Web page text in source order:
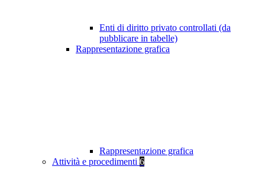
Enti di diritto privato controllati (da
pubblicare in tabelle)
Rappresentazione grafica
Rappresentazione grafica
Attività e procedimenti 6